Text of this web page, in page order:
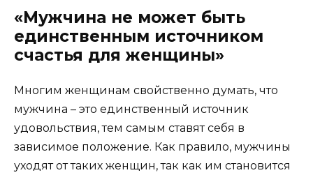
«Мужчина не может быть
единственным источником
счастья для женщины»
Многим женщинам свойственно думать, что
мужчина – это единственный источник
удовольствия, тем самым ставят себя в
зависимое положение. Как правило, мужчины
уходят от таких женщин, так как им становится